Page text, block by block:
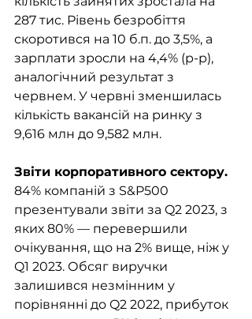
287 тис. Рівень безробіття
скоротився на 10 б.п. до 3,5%, а
зарплати зросли на 4,4% (р-р),
аналогічний результат з
червнем. У червні зменшилась
кількість вакансій на ринку з
9,616 млн до 9,582 млн.
Звіти корпоративного сектору.
84% компаній з S&P500
презентували звіти за Q2 2023, з
яких 80% — перевершили
очікування, що на 2% вище, ніж у
Q1 2023. Обсяг виручки
залишився незмінним у
порівнянні до Q2 2022, прибуток